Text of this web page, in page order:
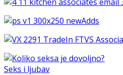
Seks i ljubav